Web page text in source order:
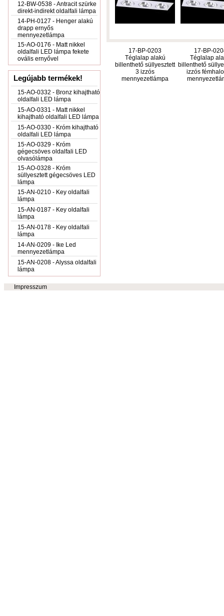
12-BW-0538 - Antracit szürke
direkt-indirekt oldalfali lámpa
14-PH-0127 - Henger alakú
drapp ernyős
mennyezetlámpa
15-AO-0176 - Matt nikkel
oldalfali LED lámpa fekete
ovális ernyővel
Legújabb termékek!
15-AO-0332 - Bronz kihajtható
oldalfali LED lámpa
15-AO-0331 - Matt nikkel
kihajtható oldalfali LED lámpa
15-AO-0330 - Króm kihajtható
oldalfali LED lámpa
15-AO-0329 - Króm
gégecsöves oldalfali LED
olvasólámpa
15-AO-0328 - Króm
süllyesztett gégecsöves LED
lámpa
15-AN-0210 - Key oldalfali
lámpa
15-AN-0187 - Key oldalfali
lámpa
15-AN-0178 - Key oldalfali
lámpa
14-AN-0209 - Ike Led
mennyezetlámpa
15-AN-0208 - Alyssa oldalfali
lámpa
17-BP-0203
Téglalap alakú
billenthető süllyesztett
3 izzós
mennyezetlámpa
17-BP-
Téglalap
billenthető
izzós
Impresszum